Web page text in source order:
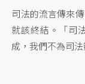
司法的流言傳來
就該終結。「司
成，我們不為司